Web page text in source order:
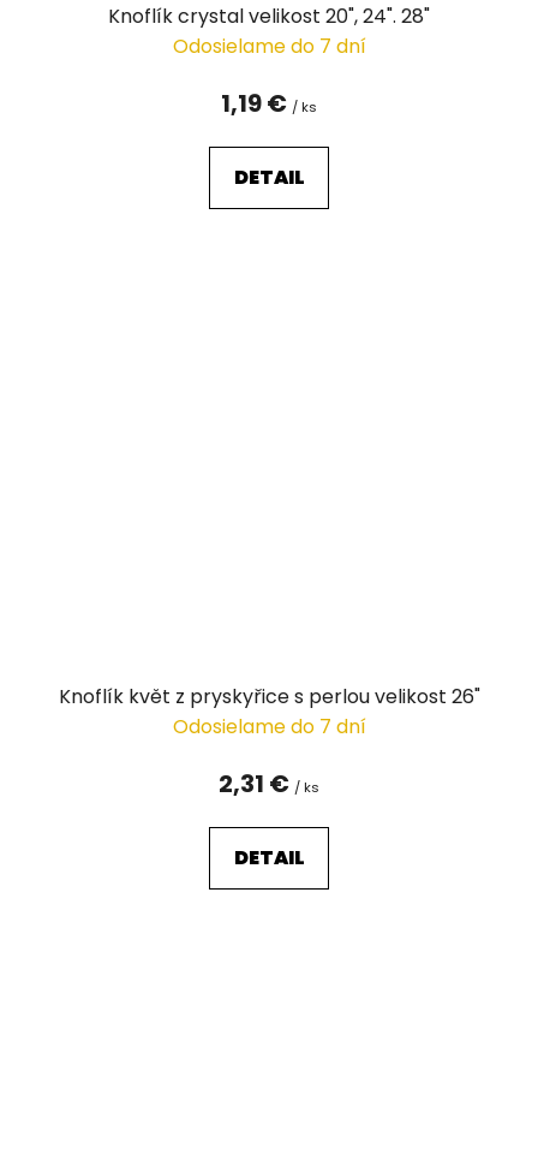
Knoflík crystal velikost 20", 24". 28"
Odosielame do 7 dní
1,19 € / ks
DETAIL
Knoflík květ z pryskyřice s perlou velikost 26"
Odosielame do 7 dní
2,31 € / ks
DETAIL